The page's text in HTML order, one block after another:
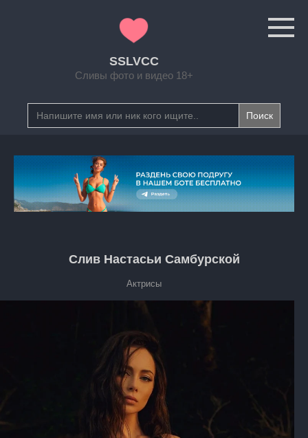
SSLVCC
Сливы фото и видео 18+
Search
for:
Слив Настасьи Самбурской
Актрисы